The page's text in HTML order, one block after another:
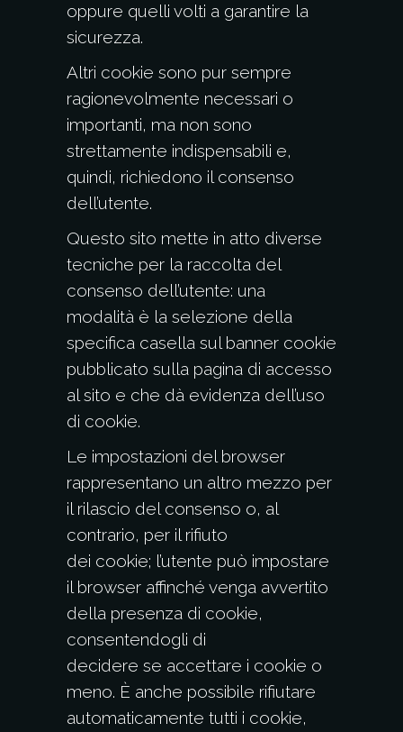
oppure quelli volti a garantire la
sicurezza.
Altri cookie sono pur sempre
ragionevolmente necessari o
importanti, ma non sono
strettamente indispensabili e,
quindi, richiedono il consenso
dell’utente.
Questo sito mette in atto diverse
tecniche per la raccolta del
consenso dell’utente: una
modalità è la selezione della
specifica casella sul banner cookie
pubblicato sulla pagina di accesso
al sito e che dà evidenza dell’uso
di cookie.
Le impostazioni del browser
rappresentano un altro mezzo per
il rilascio del consenso o, al
contrario, per il rifiuto
dei cookie; l’utente può impostare
il browser affinché venga avvertito
della presenza di cookie,
consentendogli di
decidere se accettare i cookie o
meno. È anche possibile rifiutare
automaticamente tutti i cookie,